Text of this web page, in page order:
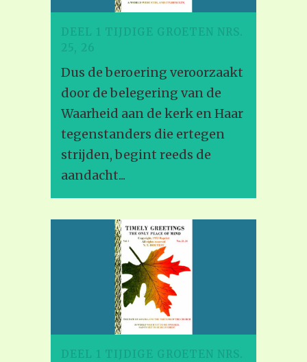
DEEL 1 TIJDIGE GROETEN NRS.
25, 26
Dus de beroering veroorzaakt
door de belegering van de
Waarheid aan de kerk en Haar
tegenstanders die ertegen
strijden, begint reeds de
aandacht...
DEEL 1 TIJDIGE GROETEN NRS.